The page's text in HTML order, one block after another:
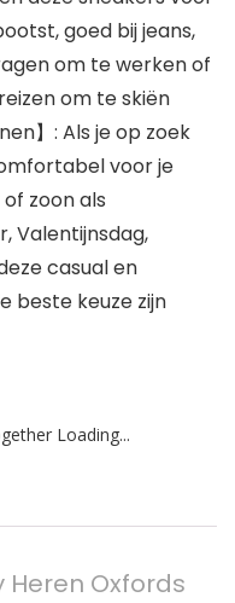
goed bij jeans,
om te werken of
om te skiën
】: Als je op zoek
voor je
zoon als
Valentijnsdag,
casual en
beste keuze zijn
Loading...
Oxfords